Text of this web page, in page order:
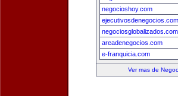
negocioshoy.com
ejecutivosdenegocios.com
negociosglobalizados.com
areadenegocios.com
e-franquicia.com
Ver mas de